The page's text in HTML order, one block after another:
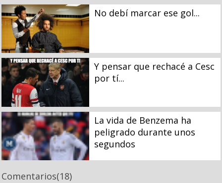
No debí marcar ese gol...
Y pensar que rechacé a Cesc
por tí...
La vida de Benzema ha
peligrado durante unos
segundos
Comentarios(18)